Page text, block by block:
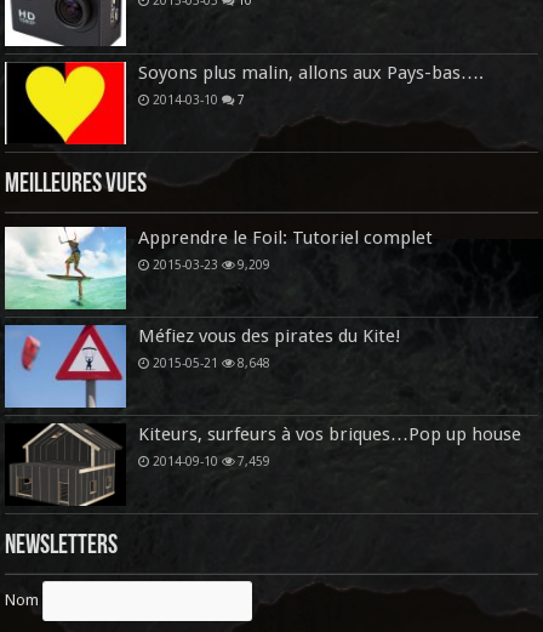
Soyons plus malin, allons aux Pays-bas….
2014-03-10 7
Meilleures vues
Apprendre le Foil: Tutoriel complet
2015-03-23 9,209
Méfiez vous des pirates du Kite!
2015-05-21 8,648
Kiteurs, surfeurs à vos briques…Pop up house
2014-09-10 7,459
Newsletters
Nom